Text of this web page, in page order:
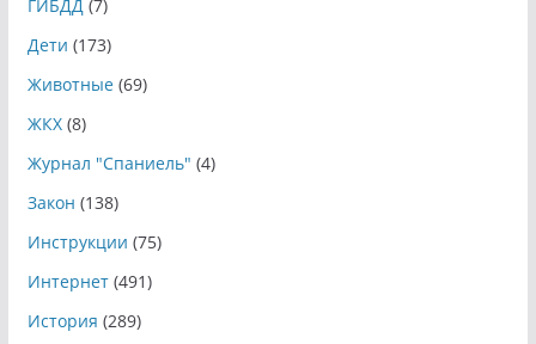
ГИБДД(7)
Дети (173)
Животные(69)
ЖКХ(8)
Журнал "Спаниель" (4)
Закон (138)
Инструкции (75)
Интернет(491)
История (289)